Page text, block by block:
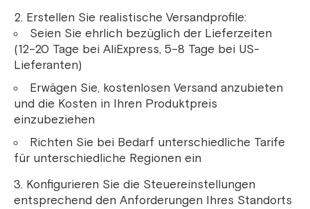
Erstellen Sie realistische Versandprofile:
Seien Sie ehrlich bezüglich der Lieferzeiten
(12–20 Tage bei AliExpress, 5–8 Tage bei US-
Lieferanten)
Erwägen Sie, kostenlosen Versand anzubieten
und die Kosten in Ihren Produktpreis
einzubeziehen
Richten Sie bei Bedarf unterschiedliche Tarife
für unterschiedliche Regionen ein
Konfigurieren Sie die Steuereinstellungen
entsprechend den Anforderungen Ihres Standorts